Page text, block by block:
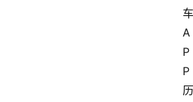
车
A
P
P
历